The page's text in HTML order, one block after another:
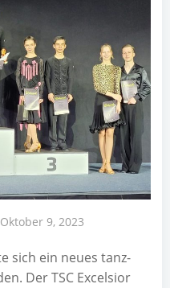
Oktober 9, 2023
sich ein neu­es tanz­
Der TSC Excel­si­or